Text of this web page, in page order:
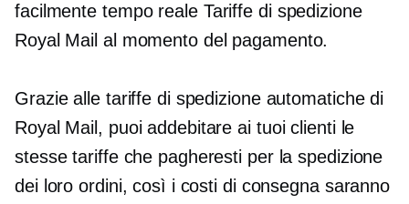
facilmente tempo realeTariffe di spedizione
Royal Mail al momento del pagamento.
Grazie alle tariffe di spedizione automatiche di
Royal Mail, puoi addebitare ai tuoi clienti le
stesse tariffe che pagheresti per la spedizione
dei loro ordini, così i costi di consegna saranno